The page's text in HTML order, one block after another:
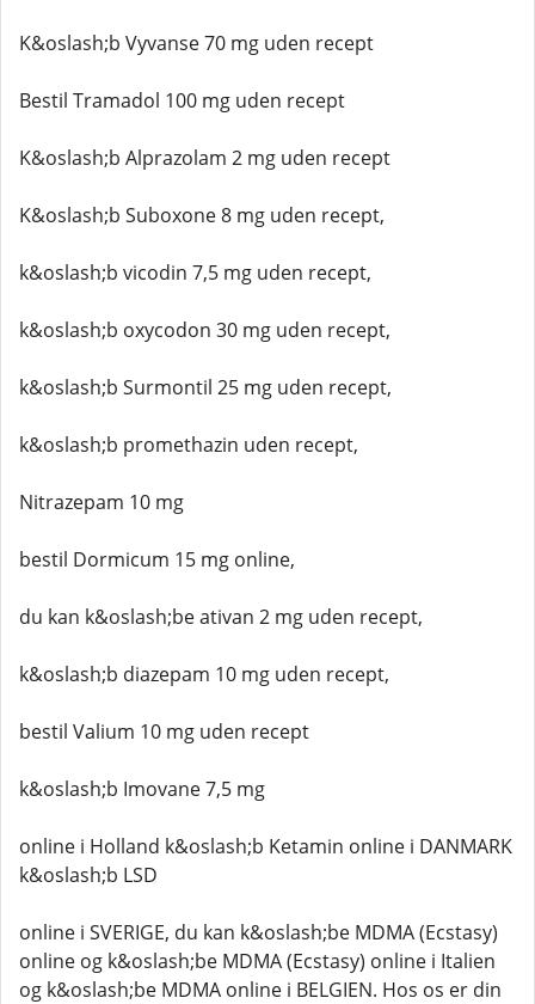
K&oslash;b Vyvanse 70 mg uden recept
Bestil Tramadol 100 mg uden recept
K&oslash;b Alprazolam 2 mg uden recept
K&oslash;b Suboxone 8 mg uden recept,
k&oslash;b vicodin 7,5 mg uden recept,
k&oslash;b oxycodon 30 mg uden recept,
k&oslash;b Surmontil 25 mg uden recept,
k&oslash;b promethazin uden recept,
Nitrazepam 10 mg
bestil Dormicum 15 mg online,
du kan k&oslash;be ativan 2 mg uden recept,
k&oslash;b diazepam 10 mg uden recept,
bestil Valium 10 mg uden recept
k&oslash;b Imovane 7,5 mg
online i Holland k&oslash;b Ketamin online i DANMARK
k&oslash;b LSD
online i SVERIGE, du kan k&oslash;be MDMA (Ecstasy)
online og k&oslash;be MDMA (Ecstasy) online i Italien
og k&oslash;be MDMA online i BELGIEN. Hos os er din